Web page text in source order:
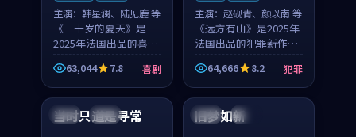
主演： 韩星澜、陆见鹿 等
《三十岁的夏天》是
2025年法国出品的喜剧
新作，主创团队希望用
深夜电台的故事让观众
停下来想一想。韩星澜
角色，山田纯一的叙事
63,044 7.8 喜剧
主演： 赵砚青、颜以南 等
《远方有山》是2025年
法国出品的犯罪新作，
主创团队希望用高校追
梦的故事让观众停下来
想一想。赵砚青领衔，
颜以南担任重要角色，
山田纯一的叙事节奏
64,666 8.2 犯罪
泰国 杜比
当时只道是寻常 中国 高分
旧梦如新